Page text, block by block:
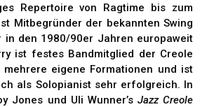
Repertoire von Ragtime bis zum
Mitbegründer der bekannten Swing
in den 1980/90er Jahren europaweit
ist festes Bandmitglied der Creole
eigene Formationen und ist
als Solopianist sehr erfolgreich. In
Jones und Uli Wunner’s Jazz Creole